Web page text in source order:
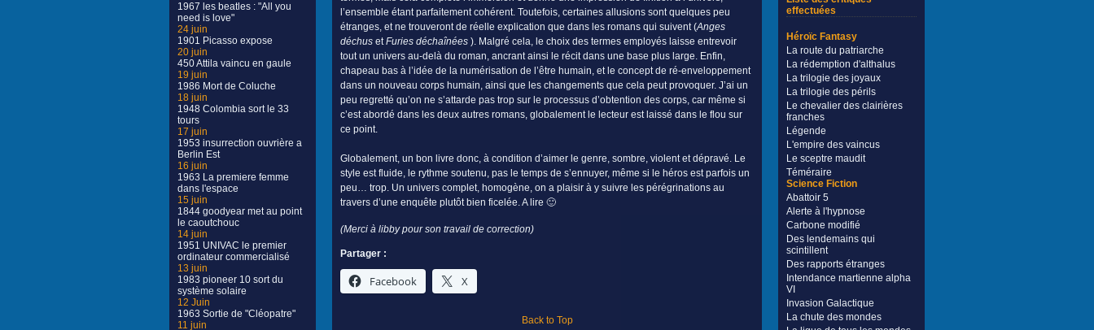
1967 les beatles : "All you
need is love"
24 juin
1901 Picasso expose
20 juin
450 Attila vaincu en gaule
19 juin
1986 Mort de Coluche
18 juin
1948 Colombia sort le 33
tours
17 juin
1953 insurrection ouvrière a
Berlin Est
16 juin
1963 La premiere femme
dans l'espace
15 juin
1844 goodyear met au point
le caoutchouc
14 juin
1951 UNIVAC le premier
ordinateur commercialisé
13 juin
1983 pioneer 10 sort du
système solaire
12 Juin
1963 Sortie de "Cléopatre"
11 juin
l’ensemble étant parfaitement cohérent. Toutefois, certaines allusions sont quelques peu
étranges, et ne trouveront de réelle explication que dans les romans qui suivent (Anges
déchus etFuries déchaînées ). Malgré cela, le choix des termes employés laisse entrevoir
tout un univers au-delà du roman, ancrant ainsi le récit dans une base plus large. Enfin,
chapeau bas à l’idée de la numérisation de l’être humain, et le concept de ré-enveloppement
dans un nouveau corps humain, ainsi que les changements que cela peut provoquer. J’ai un
peu regretté qu’on ne s’attarde pas trop sur le processus d’obtention des corps, car même si
c’est abordé dans les deux autres romans, globalement le lecteur est laissé dans le flou sur
ce point.
Globalement, un bon livre donc, à condition d’aimer le genre, sombre, violent et dépravé. Le
style est fluide, le rythme soutenu, pas le temps de s’ennuyer, même si le héros est parfois un
peu… trop. Un univers complet, homogène, on a plaisir à y suivre les pérégrinations au
travers d’une enquête plutôt bien ficelée. A lire 🙂
(Merci à libby pour son travail de correction)
Partager :
Facebook X
Back to Top
effectuées
Héroïc Fantasy
La route du patriarche
La rédemption d'althalus
La trilogie des joyaux
La trilogie des périls
Le chevalier des clairières
franches
Légende
L'empire des vaincus
Le sceptre maudit
Téméraire
Science Fiction
Abattoir 5
Alerte à l'hypnose
Carbone modifié
Des lendemains qui
scintillent
Des rapports étranges
Intendance martienne alpha
VI
Invasion Galactique
La chute des mondes